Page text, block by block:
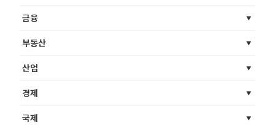
금융
부동산
산업
경제
국제